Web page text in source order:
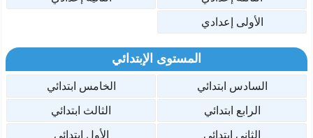
الأولى إعدادي
المستوى الإبتدائي
السادس ابتدائي
الخامس ابتدائي
الرابع ابتدائي
الثالث ابتدائي
الثاني ابتدائي
الأول ابتدائي